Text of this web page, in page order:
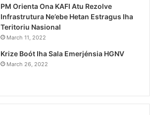
PM Orienta Ona KAFI Atu Rezolve
Infrastrutura Ne’ebe Hetan Estragus Iha
Teritoriu Nasional
March 11, 2022
Krize Boót Iha Sala Emerjénsia HGNV
March 26, 2022